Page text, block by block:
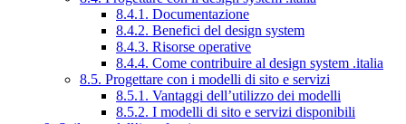
8.4.1. Documentazione
8.4.2. Benefici del design system
8.4.3. Risorse operative
8.4.4. Come contribuire al design system .italia
8.5. Progettare con i modelli di sito e servizi
8.5.1. Vantaggi dell’utilizzo dei modelli
8.5.2. I modelli di sito e servizi disponibili